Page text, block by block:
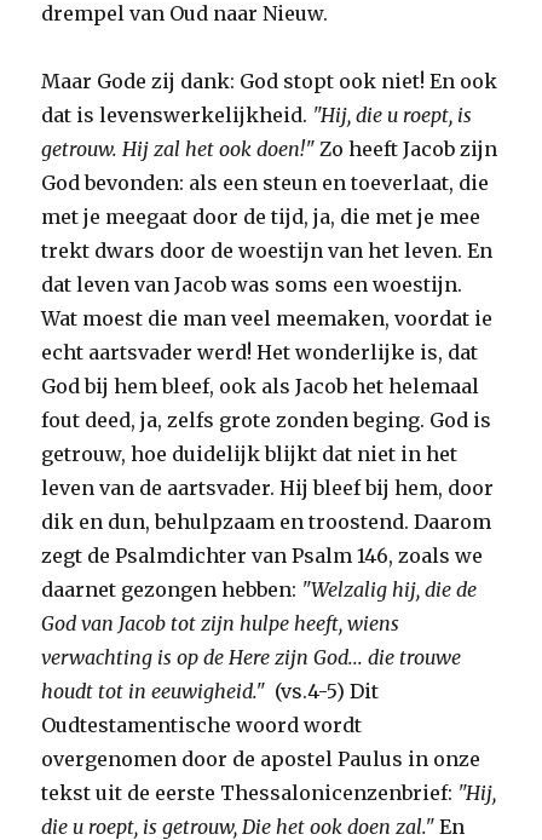
drempel van Oud naar Nieuw.
Maar Gode zij dank: God stopt ook niet! En ook
dat is levenswerkelijkheid. "Hij, die u roept, is
getrouw. Hij zal het ook doen!" Zo heeft Jacob zijn
God bevonden: als een steun en toeverlaat, die
met je meegaat door de tijd, ja, die met je mee
trekt dwars door de woestijn van het leven. En
dat leven van Jacob was soms een woestijn.
Wat moest die man veel meemaken, voordat ie
echt aartsvader werd! Het wonderlijke is, dat
God bij hem bleef, ook als Jacob het helemaal
fout deed, ja, zelfs grote zonden beging. God is
getrouw, hoe duidelijk blijkt dat niet in het
leven van de aartsvader. Hij bleef bij hem, door
dik en dun, behulpzaam en troostend. Daarom
zegt de Psalmdichter van Psalm 146, zoals we
daarnet gezongen hebben: "Welzalig hij, die de
God van Jacob tot zijn hulpe heeft, wiens
verwachting is op de Here zijn God... die trouwe
houdt tot in eeuwigheid." (vs.4-5) Dit
Oudtestamentische woord wordt
overgenomen door de apostel Paulus in onze
tekst uit de eerste Thessalonicenzenbrief: "Hij,
die u roept, is getrouw, Die het ook doen zal." En